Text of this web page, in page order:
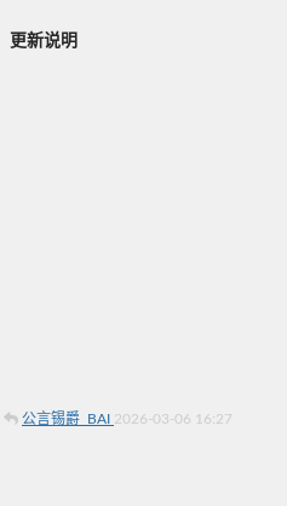
更新说明
公言锡爵_BAI 2026-03-06 16:27